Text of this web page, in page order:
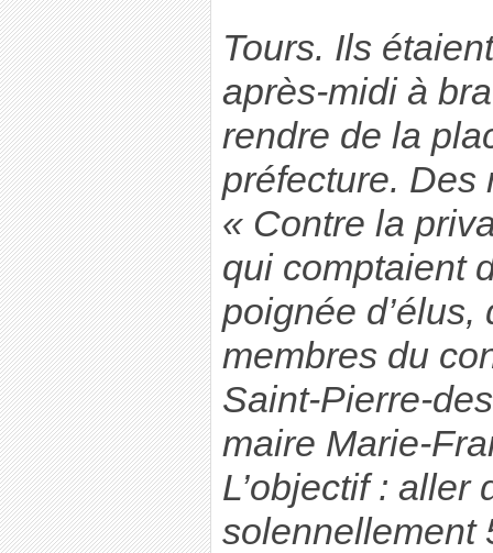
Tours. Ils
après-midi à
rendre de la
préfecture. Des
« Contre la
qui comptaient
poignée
membres du
Saint-Pierre-
maire Marie-
L’objectif : aller
solennellement